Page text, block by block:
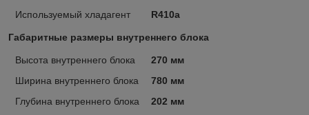
Используемый хладагент R410a
Габаритные размеры внутреннего блока
Высота внутреннего блока
270 мм
Ширина внутреннего блока
780 мм
Глубина внутреннего блока
202 мм